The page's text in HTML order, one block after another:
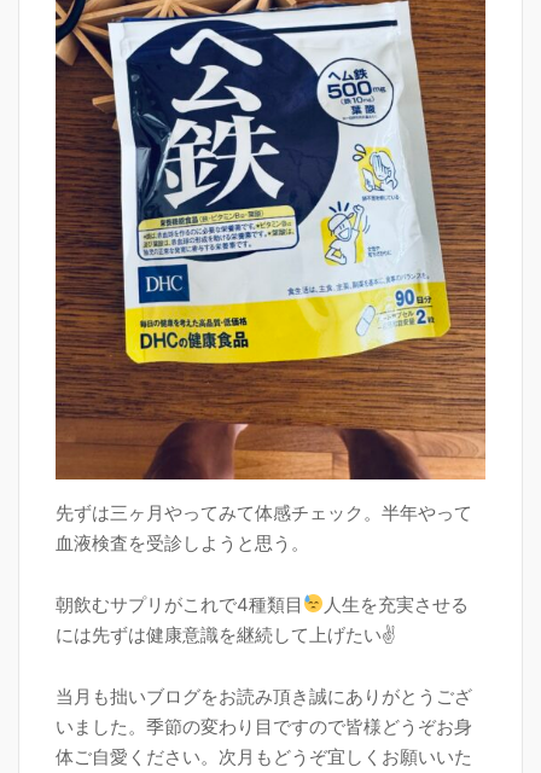
先ずは三ヶ月やってみて体感チェック。半年やって
血液検査を受診しようと思う。
朝飲むサプリがこれで4種類目
人生を充実させる
には先ずは健康意識を継続して上げたい✌
当月も拙いブログをお読み頂き誠にありがとうござ
いました。季節の変わり目ですので皆様どうぞお身
体ご自愛ください。次月もどうぞ宜しくお願いいた